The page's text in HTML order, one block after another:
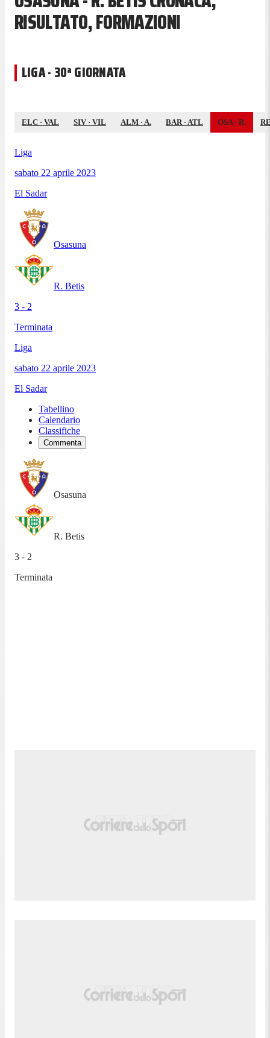
RISULTATO, FORMAZIONI
LIGA · 30ª GIORNATA
ELC · VAL SIV· VIL ALM · A. BAR· ATL OSA· R.
Liga
sabato 22 aprile 2023
El Sadar
Osasuna
R. Betis
3 - 2
Terminata
Liga
sabato 22 aprile 2023
El Sadar
Tabellino
Calendario
Classifiche
Commenta
Osasuna
R. Betis
3 - 2
Terminata